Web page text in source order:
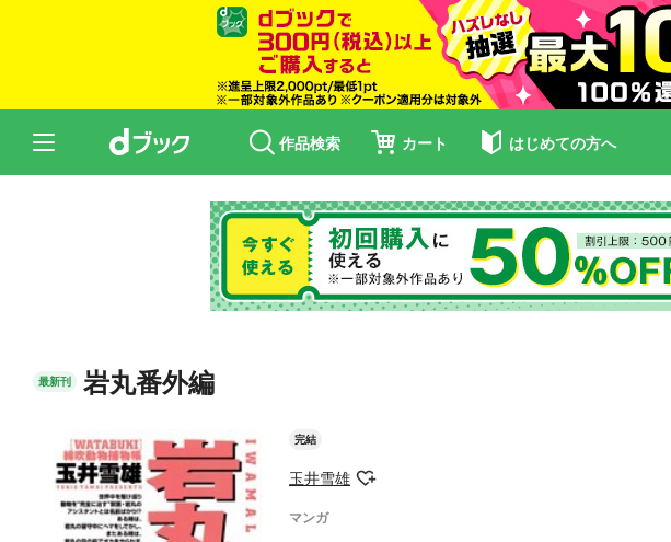
作品検索 カート はじめての方へ
最新刊 岩丸番外編
完結
玉井雪雄
マンガ